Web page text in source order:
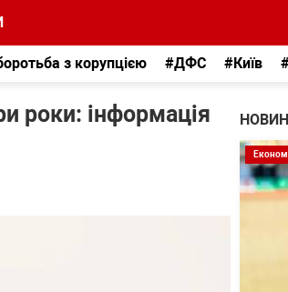
з корупцією #ДФС #Київ
роки: інформація